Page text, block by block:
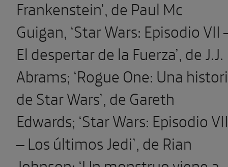
Frankenstein’, de Paul Mc
Guigan, ‘Star Wars: Episodio VII
El despertar de la Fuerza’, de J.J.
Abrams; ‘Rogue One: Una
de Star Wars’, de Gareth
Edwards; ‘Star Wars: Episodio
– Los últimos Jedi’, de Rian